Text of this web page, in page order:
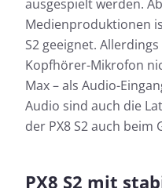
ausgespielt werden.
Medienproduktionen
S2 geeignet.
Kopfhörer-Mikrofon
Max – als Audio-
Audio sind auch die
der PX8 S2 auch beim
PX8 S2 mit